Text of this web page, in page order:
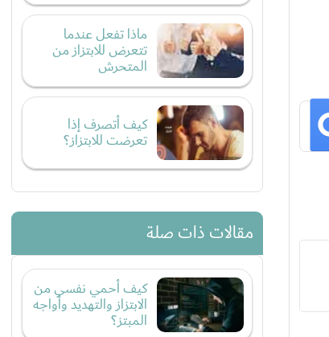
ماذا تفعل عندما
تتعرض للابتزاز من
المتحرش
كيف أتصرف إذا
تعرضت للابتزاز؟
مقالات ذات صلة
كيف أحمي نفسي من
الابتزاز والتهديد وأواجه
المبتز؟